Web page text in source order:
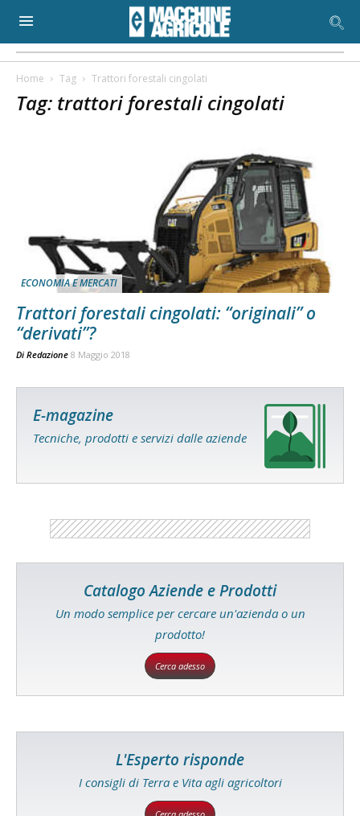
Home Tag Trattori forestali cingolati
Tag: trattori forestali cingolati
ECONOMIA E MERCATI
Trattori forestali cingolati: “originali” o
“derivati”?
Di Redazione 8 Maggio 2018
E-magazine
Tecniche, prodotti e servizi dalle aziende
Catalogo Aziende e Prodotti
Un modo semplice per cercare un'azienda o un
prodotto!
Cerca adesso
L'Esperto risponde
I consigli di Terra e Vita agli agricoltori